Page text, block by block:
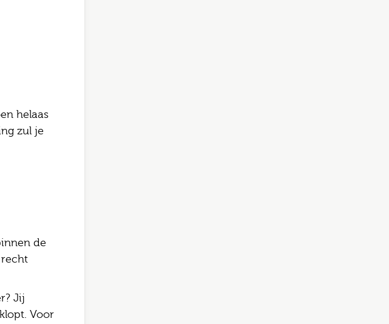
helaas
zul je
de
Jij
Voor